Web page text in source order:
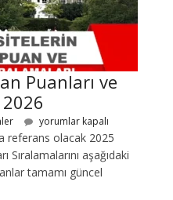
Puanları ve
2026
yorumlar kapalı
referans olacak 2025
aşağıdaki
tamamı güncel